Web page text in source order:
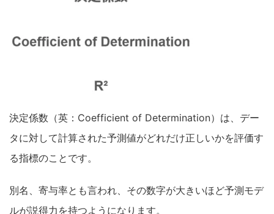
決定係数（英：Coefficient of Determination）は、デー
タに対して計算された予測値がどれだけ正しいかを評価す
る指標のことです。
別名、寄与率とも言われ、その数字が大きいほど予測モデ
ルが説得力を持つようになります。